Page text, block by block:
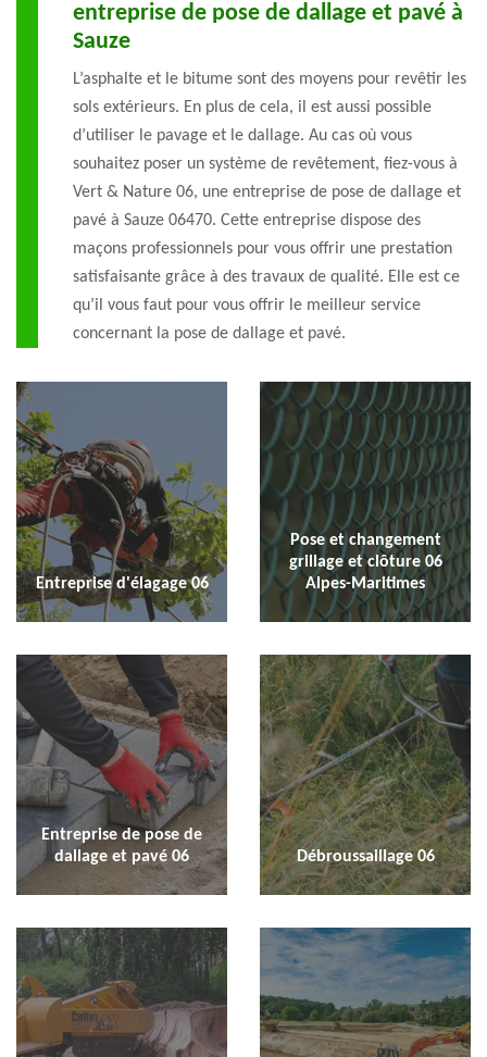
entreprise de pose de dallage et pavé à
Sauze
L’asphalte et le bitume sont des moyens pour revêtir les
sols extérieurs. En plus de cela, il est aussi possible
d’utiliser le pavage et le dallage. Au cas où vous
souhaitez poser un système de revêtement, fiez-vous à
Vert & Nature 06, une entreprise de pose de dallage et
pavé à Sauze 06470. Cette entreprise dispose des
maçons professionnels pour vous offrir une prestation
satisfaisante grâce à des travaux de qualité. Elle est ce
qu’il vous faut pour vous offrir le meilleur service
concernant la pose de dallage et pavé.
Entreprise d'élagage 06
Pose et changement
grillage et clôture 06
Alpes-Maritimes
Entreprise de pose de
dallage et pavé 06
Débroussaillage 06